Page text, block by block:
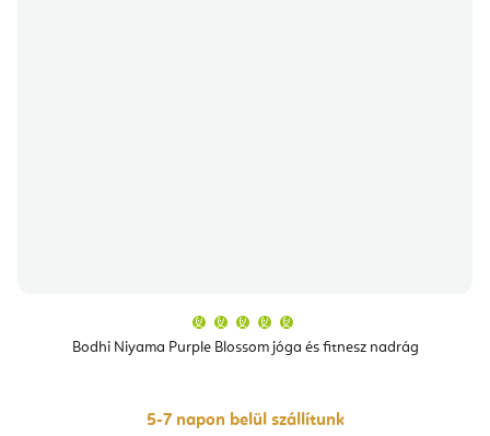
Bodhi Niyama Purple Blossom jóga és fitnesz nadrág
átlagos
értékelése
csillag.
5-7 napon belül szállítunk